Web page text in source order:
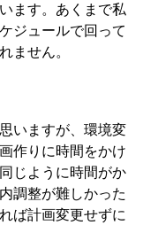
ます。あくまで私
ジュールで回って
ません。
いますが、環境変
作りに時間をかけ
じように時間がか
調整が難しかった
ば計画変更せずに